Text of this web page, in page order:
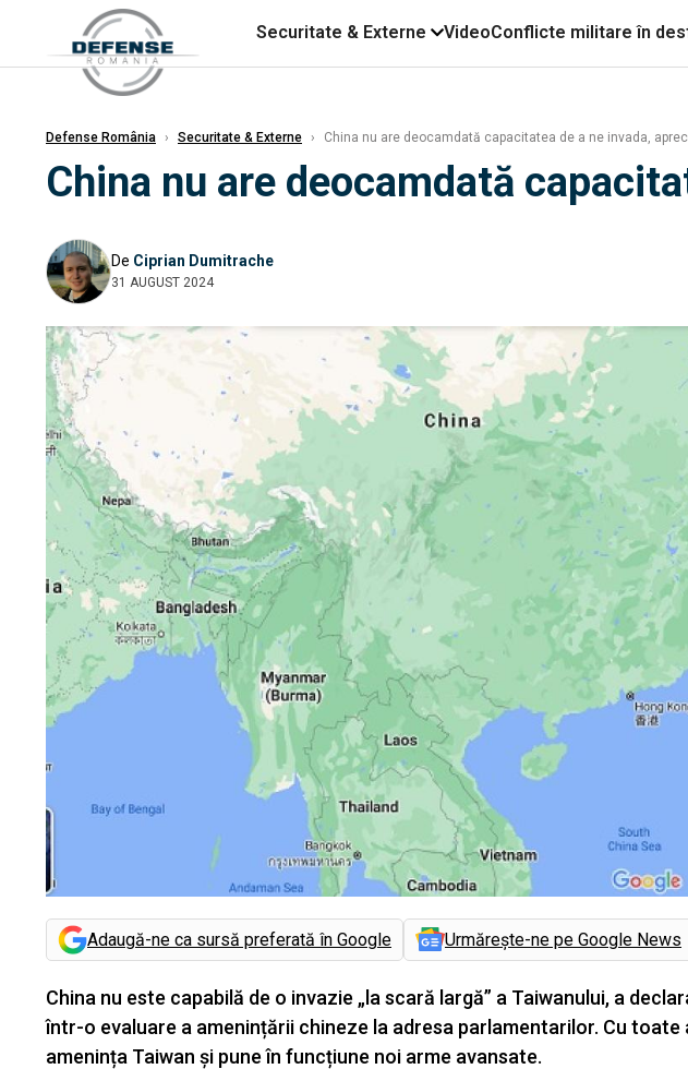
Securitate & Externe VideoConflicte militare în
Defense România › Securitate & Externe › China nu are deocamdată capacitatea de a ne invada,
China nu are deocamdată
De Ciprian Dumitrache
31 AUGUST 2024
Adaugă-ne ca sursă preferată în Google Urmărește-ne pe Google News
China nu este capabilă de o invazie „la scară largă” a Taiwanului, a
într-o evaluare a amenințării chineze la adresa parlamentarilor. Cu
amenința Taiwan și pune în funcțiune noi arme avansate.